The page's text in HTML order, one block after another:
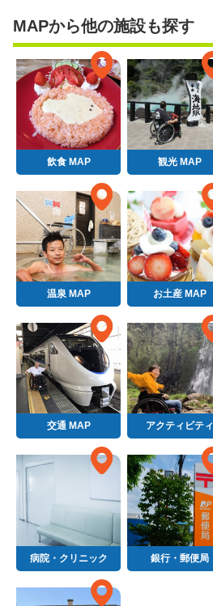
MAPから他の施設も探す
飲食 MAP 観光 MAP
温泉 MAP お土産 MAP
交通 MAP アクティビティ
病院・クリニック 銀行・郵便局